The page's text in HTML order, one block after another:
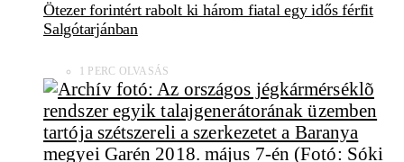
Ötezer forintért rabolt ki három fiatal egy idős férfit
Salgótarjánban
1 PERC OLVASÁS